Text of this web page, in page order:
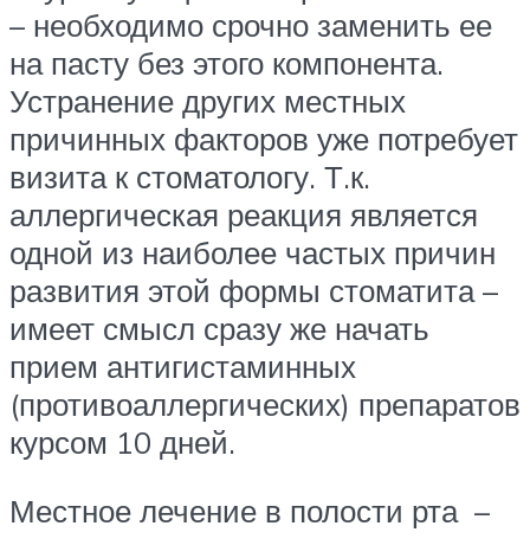
– необходимо срочно заменить ее
на пасту без этого компонента.
Устранение других местных
причинных факторов уже потребует
визита к стоматологу. Т.к.
аллергическая реакция является
одной из наиболее частых причин
развития этой формы стоматита –
имеет смысл сразу же начать
прием антигистаминных
(противоаллергических) препаратов
курсом 10 дней.
Местное лечение в полости рта –